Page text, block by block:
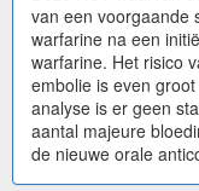
van een voorgaande
warfarine na een
warfarine. Het risico
embolie is even
analyse is er geen
aantal majeure
de nieuwe orale